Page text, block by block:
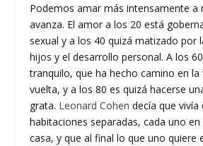
Podemos amar más intensamente a
avanza. El amor a los 20 está
sexual y a los 40 quizá matizado por
hijos y el desarrollo personal. A los
tranquilo, que ha hecho camino en la
vuelta, y a los 80 es quizá hacerse
grata. Leonard Cohen decía que
habitaciones separadas, cada uno
casa, y que al final lo que uno quiere